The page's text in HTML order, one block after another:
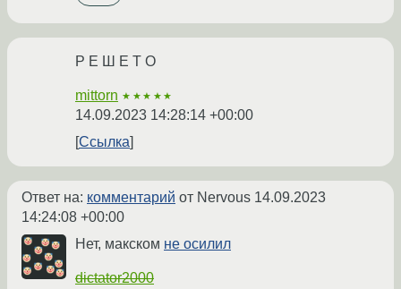
Р Е Ш Е Т О
mittorn ★★★★★
14.09.2023 14:28:14 +00:00
Ссылка
Ответ на: комментарий от Nervous 14.09.2023
14:24:08 +00:00
Нет, макском не осилил
dictator2000